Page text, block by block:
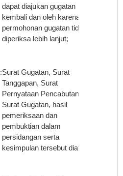
dapat diajukan gugatan
kembali dan oleh karenanya
permohonan gugatan tidak
diperiksa lebih lanjut;
:Surat Gugatan, Surat
Tanggapan, Surat
Pernyataan Pencabutan
Surat Gugatan, hasil
pemeriksaan dan
pembuktian dalam
persidangan serta
kesimpulan tersebut diatas;